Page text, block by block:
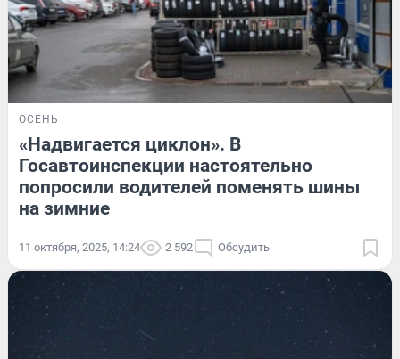
ОСЕНЬ
«Надвигается циклон». В
Госавтоинспекции настоятельно
попросили водителей поменять шины
на зимние
11 октября, 2025, 14:24 2 592 Обсудить